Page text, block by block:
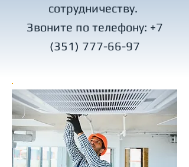
сотрудничеству.
Звоните по телефону: +7
(351) 777-66-97